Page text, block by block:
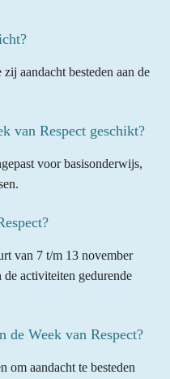
aandacht besteden aan de
van Respect geschikt?
voor basisonderwijs,
van 7 t/m 13 november
activiteiten gedurende
de Week van Respect?
om aandacht te besteden